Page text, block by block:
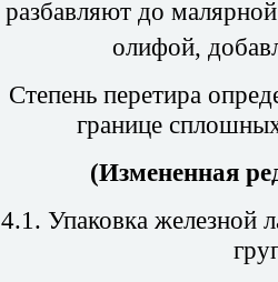
разбавляют до
олифой,
Степень перетира
границе
(Измененная
4.1. Упаковка железной